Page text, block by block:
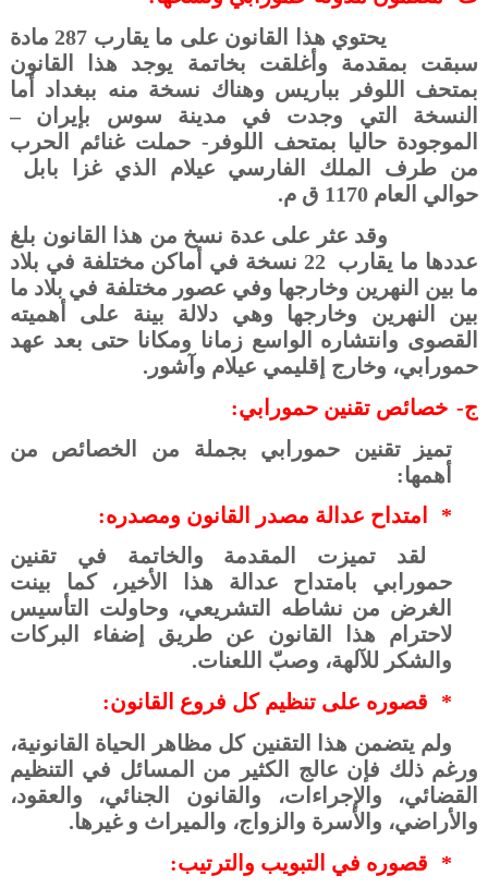
يحتوي هذا القانون على ما يقارب 287 مادة
سبقت بمقدمة وأغلقت بخاتمة يوجد هذا القانون
بمتحف اللوفر بباريس وهناك نسخة منه ببغداد أما
النسخة التي وجدت في مدينة سوس بإيران –
الموجودة حاليا بمتحف اللوفر- حملت غنائم الحرب
من طرف الملك الفارسي عيلام الذي غزا بابل
حوالي العام 1170 ق م.
وقد عثر على عدة نسخ من هذا القانون بلغ
عددها ما يقارب
22 نسخة في أماكن مختلفة في بلاد
ما بين النهرين وخارجها وفي عصور مختلفة في بلاد ما
بين النهرين وخارجها وهي دلالة بينة على أهميته
القصوى وانتشاره الواسع زمانا ومكانا حتى بعد عهد
حمورابي، وخارج إقليمي عيلام وآشور.
ج‌- خصائص تقنين حمورابي:
تميز تقنين حمورابي بجملة من الخصائص من
أهمها:
*
امتداح عدالة مصدر القانون ومصدره:
لقد تميزت المقدمة والخاتمة في تقنين
حمورابي بامتداح عدالة هذا الأخير، كما بينت
الغرض من نشاطه التشريعي، وحاولت التأسيس
لاحترام هذا القانون عن طريق إضفاء البركات
والشكر للآلهة، وصبّ اللعنات.
*
قصوره على تنظيم كل فروع القانون:
ولم يتضمن هذا التقنين كل مظاهر الحياة القانونية،
ورغم ذلك فإن عالج الكثير من المسائل في التنظيم
القضائي، والإجراءات، والقانون الجنائي، والعقود،
والأراضي، والأسرة والزواج، والميراث و غيرها.
*
قصوره في التبويب والترتيب: